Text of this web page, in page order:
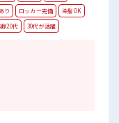
り ロッカー完備
染髪OK
20代 30代が活躍